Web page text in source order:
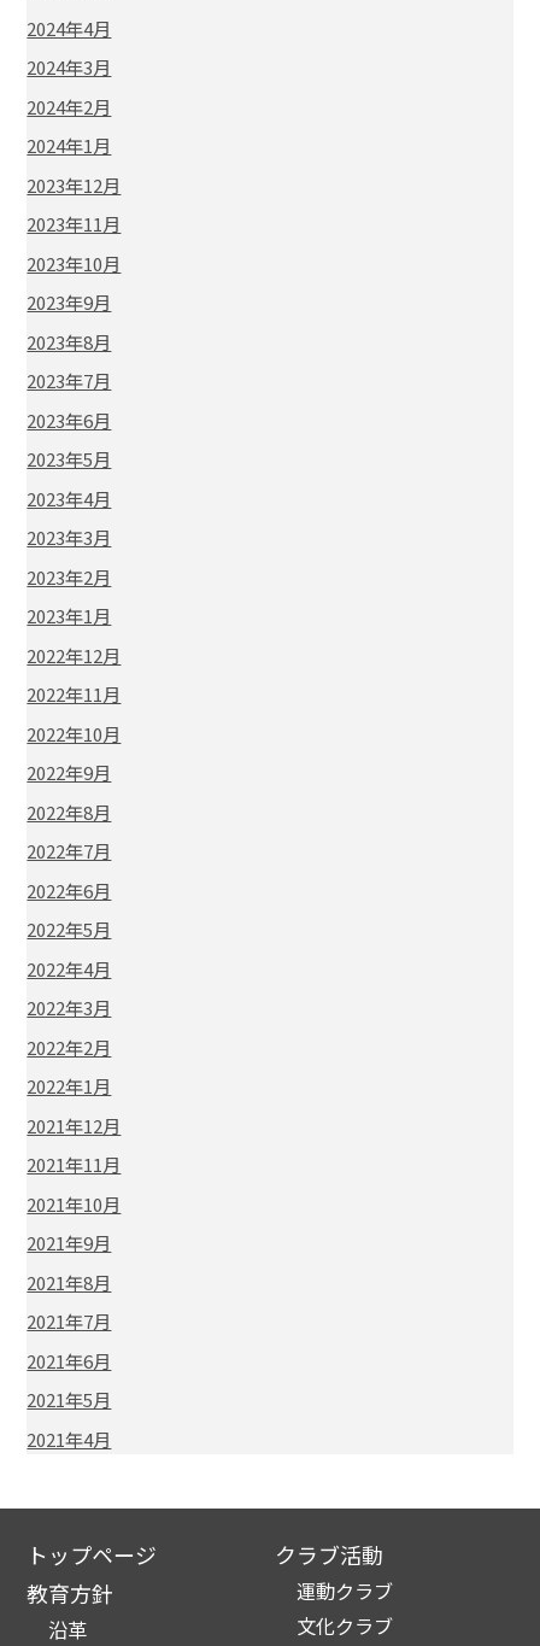
2024年4月
2024年3月
2024年2月
2024年1月
2023年12月
2023年11月
2023年10月
2023年9月
2023年8月
2023年7月
2023年6月
2023年5月
2023年4月
2023年3月
2023年2月
2023年1月
2022年12月
2022年11月
2022年10月
2022年9月
2022年8月
2022年7月
2022年6月
2022年5月
2022年4月
2022年3月
2022年2月
2022年1月
2021年12月
2021年11月
2021年10月
2021年9月
2021年8月
2021年7月
2021年6月
2021年5月
2021年4月
トップページ
教育方針
沿革
クラブ活動
運動クラブ
文化クラブ